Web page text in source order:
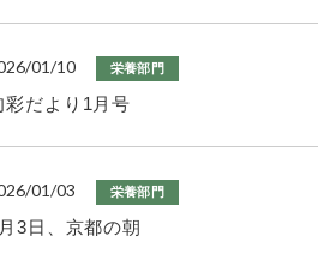
01/10 栄養部門
彩だより1月号
01/03 栄養部門
3日、京都の朝